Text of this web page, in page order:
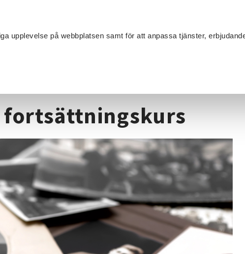
upplevelse på webbplatsen samt för att anpassa tjänster,
EVENEMANG